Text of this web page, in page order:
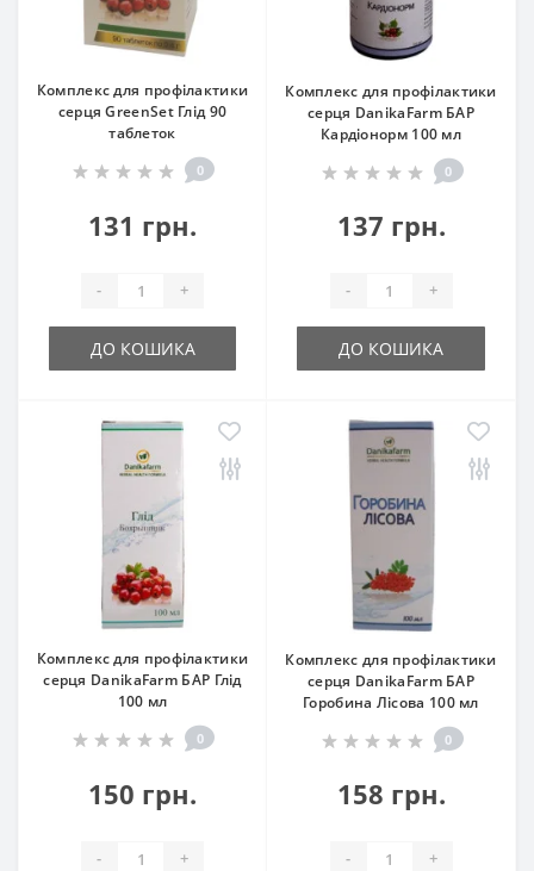
Комплекс для профілактики
серця GreenSet Глід 90
таблеток
0
131 грн.
- +
ДО КОШИКА
Комплекс для профілактики
серця DanikaFarm БАР
Кардіонорм 100 мл
0
137 грн.
- +
ДО КОШИКА
Комплекс для профілактики
серця DanikaFarm БАР Глід
100 мл
0
150 грн.
- +
Комплекс для профілактики
серця DanikaFarm БАР
Горобина Лісова 100 мл
0
158 грн.
- +